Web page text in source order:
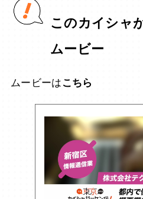
このカイシャ
ムービー
ムービーは こちら